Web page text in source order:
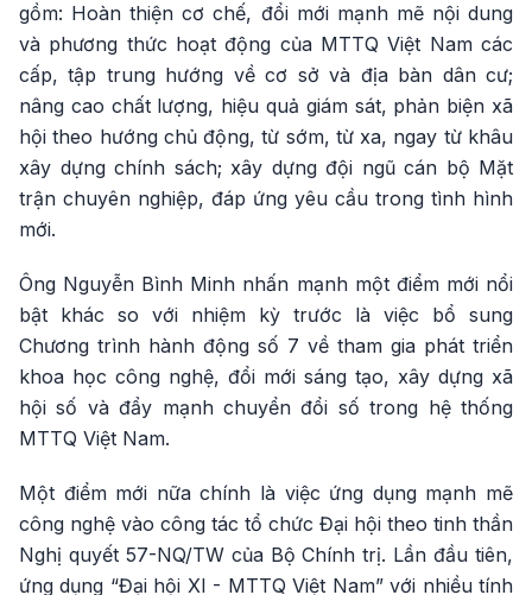
gồm: Hoàn thiện cơ chế, đổi mới mạnh mẽ nội dung
và phương thức hoạt động của MTTQ Việt Nam các
cấp, tập trung hướng về cơ sở và địa bàn dân cư;
nâng cao chất lượng, hiệu quả giám sát, phản biện xã
hội theo hướng chủ động, từ sớm, từ xa, ngay từ khâu
xây dựng chính sách; xây dựng đội ngũ cán bộ Mặt
trận chuyên nghiệp, đáp ứng yêu cầu trong tình hình
mới.
Ông Nguyễn Bình Minh nhấn mạnh một điểm mới nổi
bật khác so với nhiệm kỳ trước là việc bổ sung
Chương trình hành động số 7 về tham gia phát triển
khoa học công nghệ, đổi mới sáng tạo, xây dựng xã
hội số và đẩy mạnh chuyển đổi số trong hệ thống
MTTQ Việt Nam.
Một điểm mới nữa chính là việc ứng dụng mạnh mẽ
công nghệ vào công tác tổ chức Đại hội theo tinh thần
Nghị quyết 57-NQ/TW của Bộ Chính trị. Lần đầu tiên,
ứng dụng “Đại hội XI - MTTQ Việt Nam” với nhiều tính